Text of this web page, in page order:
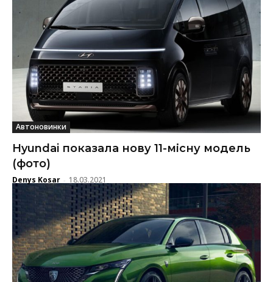
Автоновинки
Hyundai показала нову 11-місну модель
(фото)
Denys Kosar - 18.03.2021